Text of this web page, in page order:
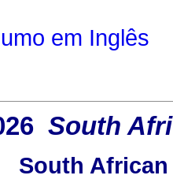
em Inglês
South
South